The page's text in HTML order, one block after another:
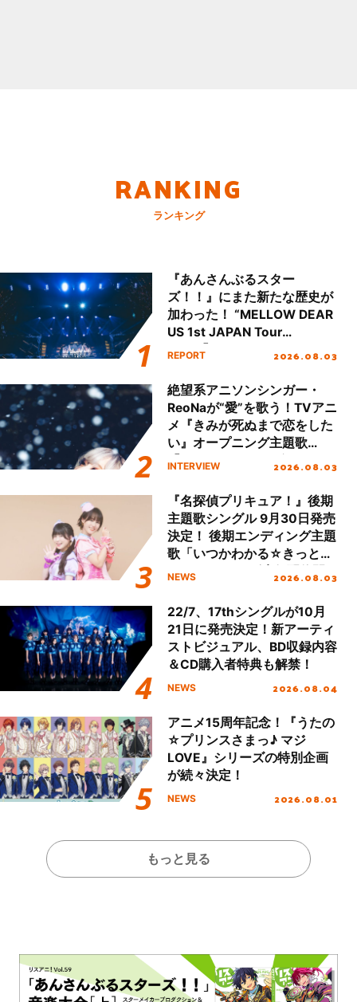
RANKING
ランキング
『あんさんぶるスター
ズ！！』にまた新たな歴史が
加わった！ “MELLOW DEAR
US 1st JAPAN Tour
Final「NICE to meet YOU
ート!!
REPORT 2026.08.03
絶望系アニソンシンガー・
ReoNaが“愛”を歌う！TVアニ
メ『きみが死ぬまで恋をした
い』オープニング主題歌
「Amore」インタビュー
INTERVIEW 2026.08.03
『名探偵プリキュア！』後期
主題歌シングル 9月30日発売
決定！ 後期エンディング主題
歌「いつかわかる☆きっとあ
える」TVサイズ先行配信開
NEWS 2026.08.03
22/7、17thシングルが10月
21日に発売決定！新アーティ
ストビジュアル、BD収録内容
＆CD購入者特典も解禁！
NEWS 2026.08.04
アニメ15周年記念！『うたの
☆プリンスさまっ♪ マジ
LOVE』シリーズの特別企画
が続々決定！
NEWS 2026.08.01
もっと見る